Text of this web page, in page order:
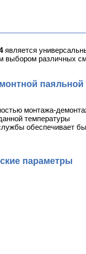
является
различных
паяльной
монтажа-
температуры
обеспечивает
параметры